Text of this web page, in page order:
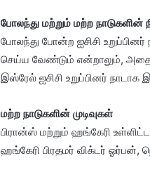
போலந்து மற்றும் மற்ற நாடுகளின்
போலந்து போன்ற ஐசிசி
செய்ய வேண்டும் என்றாலும், அதை
இஸ்ரேல் ஐசிசி உறுப்பினர்
மற்ற நாடுகளின் முடிவுகள்
பிரான்ஸ் மற்றும் ஹங்கேரி
ஹங்கேரி பிரதமர் விக்டர் ஓர்பன்,